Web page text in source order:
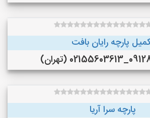
پارچه رایان بافت
(تهران)
پارچه سرا آریا